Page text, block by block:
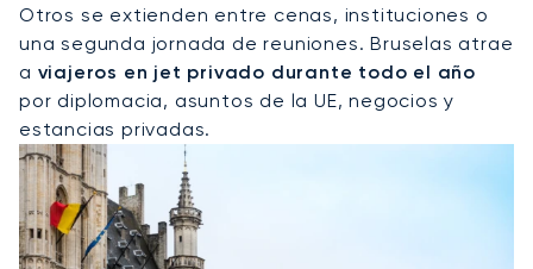
Otros se extienden entre cenas, instituciones o
una segunda jornada de reuniones. Bruselas atrae
a viajeros en jet privado durante todo el año
por diplomacia, asuntos de la UE, negocios y
estancias privadas.